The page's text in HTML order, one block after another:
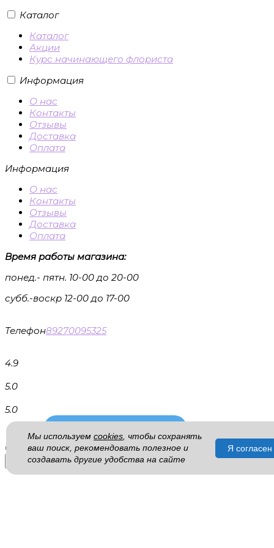
Каталог
Каталог
Акции
Курс начинающего флориста
Информация
О нас
Контакты
Отзывы
Доставка
Оплата
Информация
О нас
Контакты
Отзывы
Доставка
Оплата
Время работы магазина:
понед.- пятн. 10-00 до 20-00
субб.-воскр 12-00 до 17-00
Телефон89270095325
4.9
5.0
5.0
© 2026 Все права защищены. Копирование
Мы используем cookies , чтобы сохранять
ваш поиск, рекомендовать полезное и
создавать другие удобства на сайте
Я согласен